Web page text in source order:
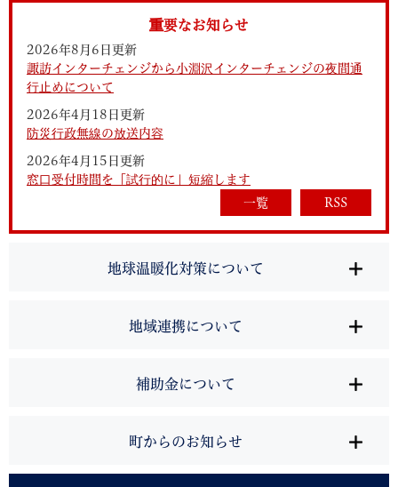
重要なお知らせ
2026年8月6日更新
諏訪インターチェンジから小淵沢インターチェンジの夜間通
行止めについて
2026年4月18日更新
防災行政無線の放送内容
2026年4月15日更新
窓口受付時間を「試行的に」短縮します
一覧
RSS
地球温暖化対策について
地域連携について
補助金について
町からのお知らせ